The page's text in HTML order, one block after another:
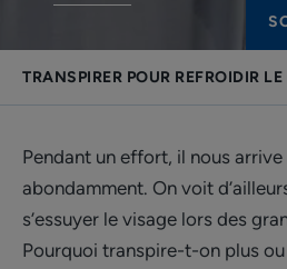
TRANSPIRER POUR REFROIDIR LE
Pendant un effort, il nous
abondamment. On voit
s’essuyer le visage lors des
Pourquoi transpire-t-on plus